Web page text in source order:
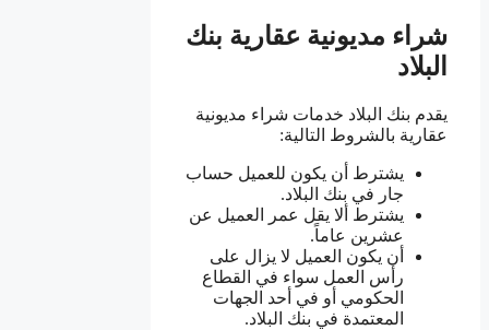
شراء مديونية عقارية بنك
البلاد
يقدم بنك البلاد خدمات شراء مديونية
عقارية بالشروط التالية:
يشترط أن يكون للعميل حساب
جار في بنك البلاد.
يشترط ألا يقل عمر العميل عن
عشرين عاماً.
أن يكون العميل لا يزال على
رأس العمل سواء في القطاع
الحكومي أو في أحد الجهات
المعتمدة في بنك البلاد.